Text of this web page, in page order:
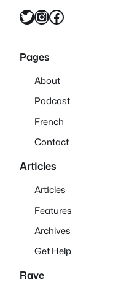
Twitter InstagramFacebook
Pages
About
Podcast
French
Contact
Articles
Articles
Features
Archives
Get Help
Rave